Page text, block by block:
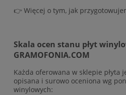
👉 Więcej o tym, jak
Skala ocen stanu płyt
GRAMOFONIA.COM
Każda oferowana w sklepie płyta
opisana i surowo oceniona wg
winylowych: